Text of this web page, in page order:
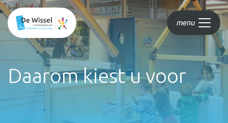
menu
Daarom kiest u voor